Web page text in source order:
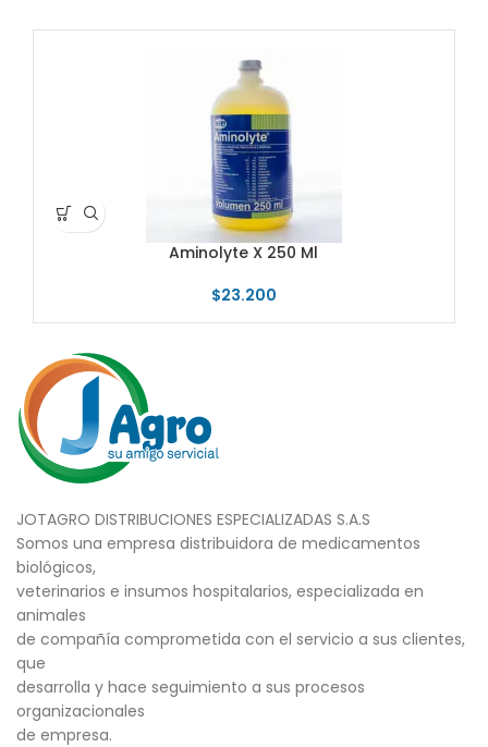
Aminolyte X 250 Ml
$23.200
JOTAGRO DISTRIBUCIONES ESPECIALIZADAS S.A.S
Somos una empresa distribuidora de medicamentos
biológicos,
veterinarios e insumos hospitalarios, especializada en
animales
de compañía comprometida con el servicio a sus clientes,
que
desarrolla y hace seguimiento a sus procesos
organizacionales
de empresa.